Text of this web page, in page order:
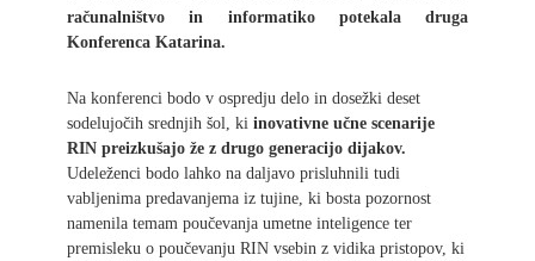
računalništvo in informatiko potekala druga
Konferenca Katarina.
Na konferenci bodo v ospredju delo in dosežki deset
sodelujočih srednjih šol, ki inovativne učne scenarije
RIN preizkušajo že z drugo generacijo dijakov.
Udeleženci bodo lahko na daljavo prisluhnili tudi
vabljenima predavanjema iz tujine, ki bosta pozornost
namenila temam poučevanja umetne inteligence ter
premisleku o poučevanju RIN vsebin z vidika pristopov, ki